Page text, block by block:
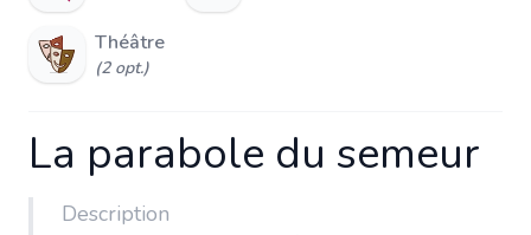
Théâtre
(2 opt.)
La parabole du semeur
Description